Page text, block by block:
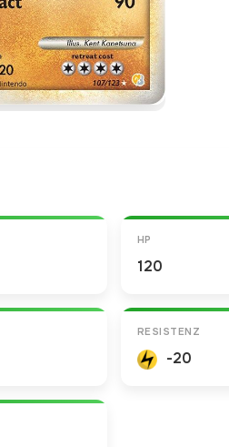
HP
120
RESISTENZ
-20